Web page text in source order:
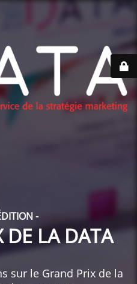
-
DE LA DATA
sur le Grand Prix de la